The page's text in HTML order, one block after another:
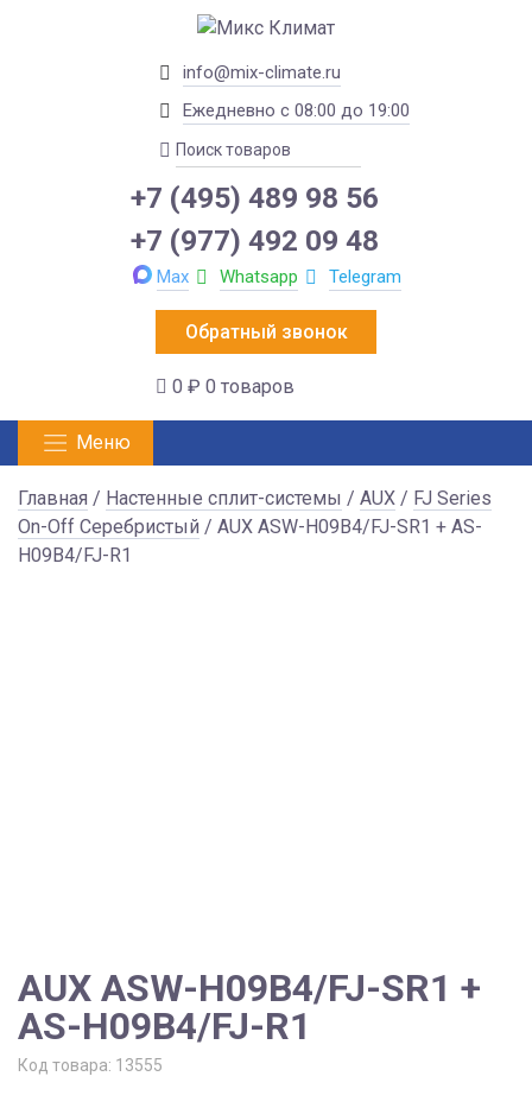
info@mix-climate.ru
Ежедневно с 08:00 до 19:00
+7 (495) 489 98 56
+7 (977) 492 09 48
Max Whatsapp Telegram
Обратный звонок
0 ₽ 0 товаров
Меню
Главная / Настенные сплит-системы / AUX / FJ Series
On-Off Серебристый / AUX ASW-H09B4/FJ-SR1 + AS-
H09B4/FJ-R1
AUX ASW-H09B4/FJ-SR1 +
AS-H09B4/FJ-R1
Код товара: 13555